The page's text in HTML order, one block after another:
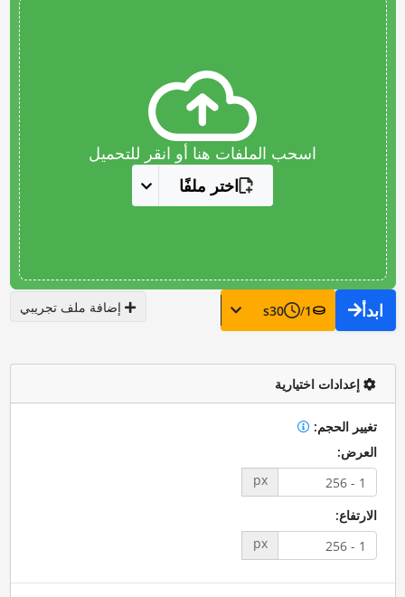
اسحب الملفات هنا أو انقر للتحميل
اختر ملفًا
ابدأ 1
/
30
s إضافة ملف تجريبي
إعدادات اختيارية
تغيير الحجم:
العرض:
px
الارتفاع:
px